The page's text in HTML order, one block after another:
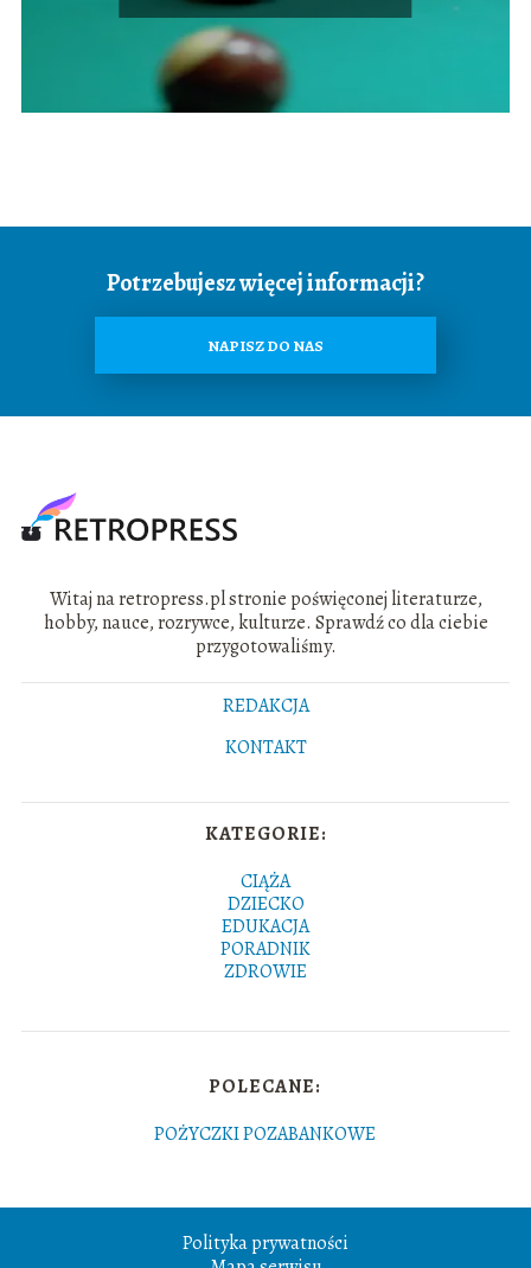
Potrzebujesz więcej informacji?
NAPISZ DO NAS
Witaj na retropress.pl stronie poświęconej literaturze,
hobby, nauce, rozrywce, kulturze. Sprawdź co dla ciebie
przygotowaliśmy.
REDAKCJA
KONTAKT
KATEGORIE:
CIĄŻA
DZIECKO
EDUKACJA
PORADNIK
ZDROWIE
POLECANE:
POŻYCZKI POZABANKOWE
Polityka prywatności